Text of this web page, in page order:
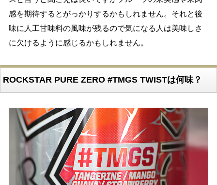
感を期待するとがっかりするかもしれません。それと後
味に人工甘味料の風味が残るので気になる人は美味しさ
に欠けるように感じるかもしれません。
ROCKSTAR PURE ZERO #TMGS TWISTは何味？